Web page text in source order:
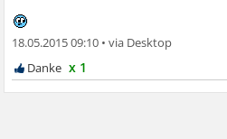
18.05.2015 09:10 •
x 1